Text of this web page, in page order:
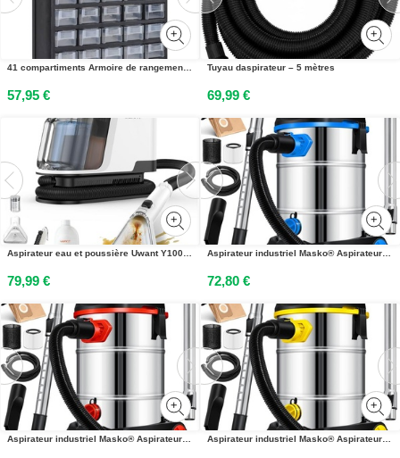
41 compartiments Armoire de rangement en plastique
57,95 €
Tuyau daspirateur – 5 mètres
69,99 €
Aspirateur eau et poussière Uwant Y100, nettoyeur de tapis 600 W, aspirateur laveur, 18 000 PA Aspirateur eau et poussière puissant Nettoyeur de tissus dameublement pour canapés, voitures et tapis
79,99 €
Aspirateur industriel Masko® Aspirateur eau et poussière en acier inoxydable max. 1800 W
72,80 €
Aspirateur industriel Masko® Aspirateur eau et poussière en acier inoxydable max. 1800 W Aspirateur industriel Masko® Aspirateur eau et poussière en acier inoxydable max. 1800 W